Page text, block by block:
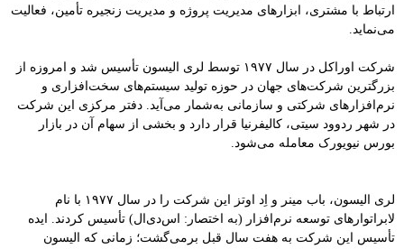
ارتباط با مشتری، ابزارهای مدیریت پروژه و مدیریت زنجیره تأمین، فعالیت
می‌نماید.
شرکت اوراکل در سال ۱۹۷۷ توسط لری الیسون تأسیس شد و امروزه از
بزرگترین شرکت‌های جهان در حوزه تولید سیستم‌های سخت‌افزاری و
نرم‌افزارهای شرکتی و سازمانی به‌شمار می‌آید. دفتر مرکزی این شرکت
در شهر ردوود سیتی، کالیفرنیا قرار دارد و بخشی از سهام آن در بازار
بورس نیویورک معامله می‌شود.
لری الیسون، باب مینر و اِد اوتز این شرکت را در سال ۱۹۷۷ با نام
لابراتوارهای توسعه نرم‌افزار (به اختصار: اس‌دی‌ال) تأسیس کردند. ایده
تأسیس این شرکت به هفت سال قبل برمی‌گشت؛ زمانی که الیسون